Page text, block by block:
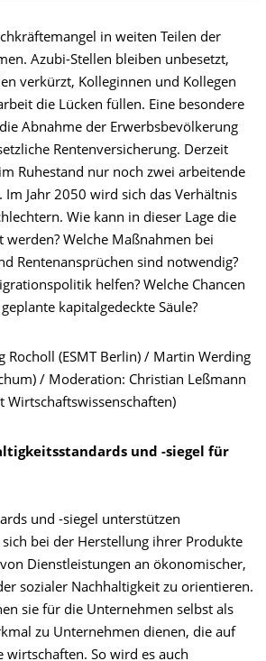
in weiten Teilen der
Azubi-Stellen bleiben unbesetzt,
verkürzt, Kolleginnen und Kollegen
die Lücken füllen. Eine besondere
Abnahme der Erwerbsbevölkerung
Rentenversicherung. Derzeit
Ruhestand nur noch zwei arbeitende
Im Jahr 2050 wird sich das Verhältnis
Wie kann in dieser Lage die
werden? Welche Maßnahmen bei
Rentenansprüchen sind notwendig?
helfen? Welche Chancen
kapitalgedeckte Säule?
Rocholl (ESMT Berlin) / Martin Werding
/ Moderation: Christian Leßmann
Wirtschaftswissenschaften)
und -siegel für
und -siegel unterstützen
bei der Herstellung ihrer Produkte
Dienstleistungen an ökonomischer,
sozialer Nachhaltigkeit zu orientieren.
sie für die Unternehmen selbst als
zu Unternehmen dienen, die auf
wirtschaften. So wird es auch